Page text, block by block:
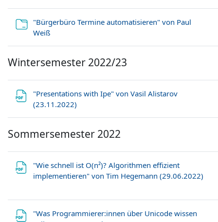
"Bürgerbüro Termine automatisieren" von Paul
WeißVerzeichnis
Wintersemester 2022/23
"Presentations with Ipe" von Vasil Alistarov
(23.11.2022)
Sommersemester 2022
"Wie schnell ist O(n²)? Algorithmen effizient
implementieren" von Tim Hegemann (29.06.2022)
"Was Programmierer:innen über Unicode wissen